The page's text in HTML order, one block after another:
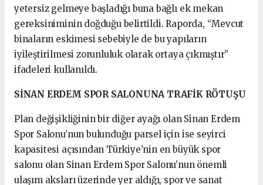
yetersiz gelmeye başladığı buna bağlı ek mekan
gereksiniminin doğduğu belirtildi. Raporda, “Mevcut
binaların eskimesi sebebiyle de bu yapıların
iyileştirilmesi zorunluluk olarak ortaya çıkmıştır”
ifadeleri kullanıldı.
SİNAN ERDEM SPOR SALONUNA TRAFİK RÖTUŞU
Plan değişikliğinin bir diğer ayağı olan Sinan Erdem
Spor Salonu’nun bulunduğu parsel için ise seyirci
kapasitesi açısından Türkiye’nin en büyük spor
salonu olan Sinan Erdem Spor Salonu’nun önemli
ulaşım aksları üzerinde yer aldığı, spor ve sanat